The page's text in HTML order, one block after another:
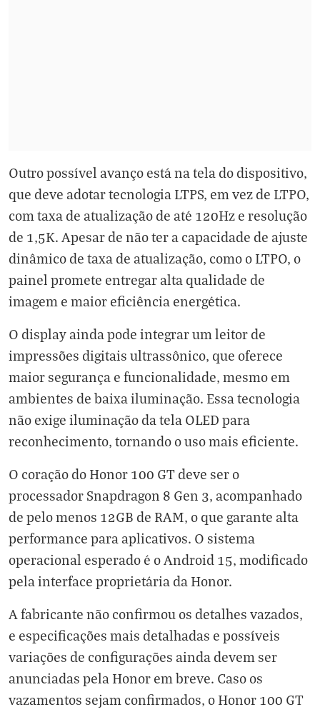
Outro possível avanço está na tela do dispositivo,
que deve adotar tecnologia LTPS, em vez de LTPO,
com taxa de atualização de até 120Hz e resolução
de 1,5K. Apesar de não ter a capacidade de ajuste
dinâmico de taxa de atualização, como o LTPO, o
painel promete entregar alta qualidade de
imagem e maior eficiência energética.
O display ainda pode integrar um leitor de
impressões digitais ultrassônico, que oferece
maior segurança e funcionalidade, mesmo em
ambientes de baixa iluminação. Essa tecnologia
não exige iluminação da tela OLED para
reconhecimento, tornando o uso mais eficiente.
O coração do Honor 100 GT deve ser o
processador Snapdragon 8 Gen 3, acompanhado
de pelo menos 12GB de RAM, o que garante alta
performance para aplicativos. O sistema
operacional esperado é o Android 15, modificado
pela interface proprietária da Honor.
A fabricante não confirmou os detalhes vazados,
e especificações mais detalhadas e possíveis
variações de configurações ainda devem ser
anunciadas pela Honor em breve. Caso os
vazamentos sejam confirmados, o Honor 100 GT